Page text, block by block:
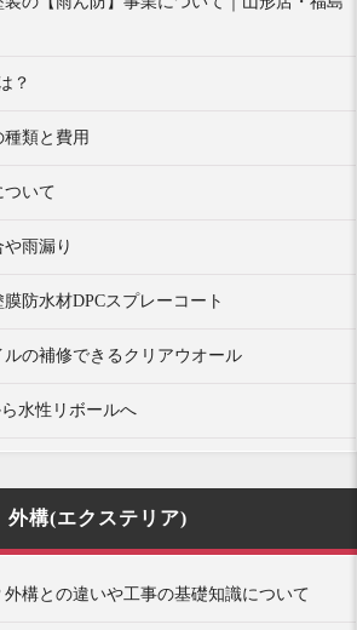
？
類と費用
ついて
や雨漏り
防水材DPCスプレーコート
の補修できるクリアウオール
水性リボールへ
外構(エクステリア)
構との違いや工事の基礎知識について